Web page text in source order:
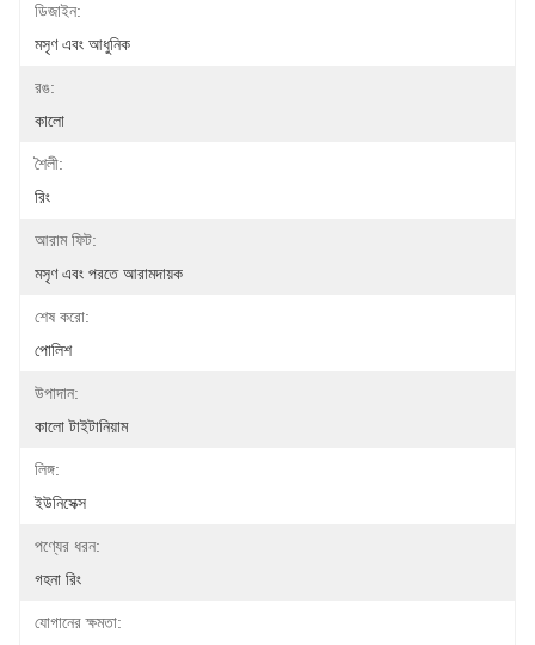
ডিজাইন:
মসৃণ এবং আধুনিক
রঙ:
কালো
শৈলী:
রিং
আরাম ফিট:
মসৃণ এবং পরতে আরামদায়ক
শেষ করো:
পোলিশ
উপাদান:
কালো টাইটানিয়াম
লিঙ্গ:
ইউনিসেক্স
পণ্যের ধরন:
গহনা রিং
যোগানের ক্ষমতা: